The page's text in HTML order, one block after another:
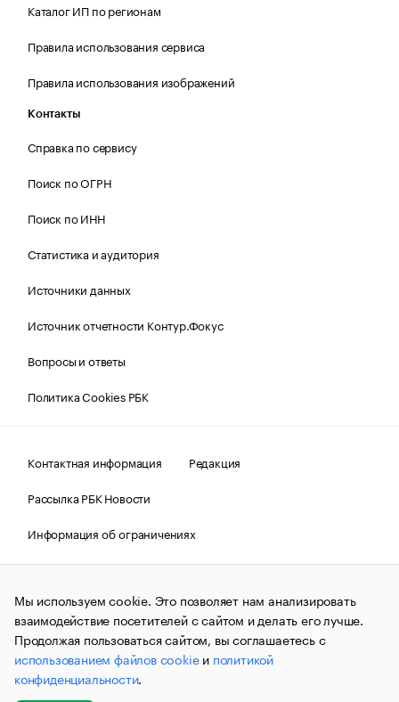
Каталог ИП по регионам
Правила использования сервиса
Правила использования изображений
Контакты
Справка по сервису
Поиск по ОГРН
Поиск по ИНН
Статистика и аудитория
Источники данных
Источник отчетности Контур.Фокус
Вопросы и ответы
Политика Cookies РБК
Контактная информация
Редакция
Рассылка РБК Новости
Информация об ограничениях
Правовая информация
О соблюдении авторских прав
© АО «РОСБИЗНЕСКОНСАЛТИНГ»,1995–2026.Сообщения
и материалы информационного агентства «РБК»
(зарегистрировано Федеральной службой по надзору в сфере
связи, информационных технологий и массовых
коммуникаций (Роскомнадзор) 09.12.2015 за номером ИА
№ФС77-63848) сопровождаются пометкой «РБК». Отдельные
публикации могут содержать информацию,
Мы используем cookie. Это позволяет нам анализировать
взаимодействие посетителей с сайтом и делать его лучше.
Продолжая пользоваться сайтом, вы соглашаетесь с
использованием файлов cookieи политикой
конфиденциальности.